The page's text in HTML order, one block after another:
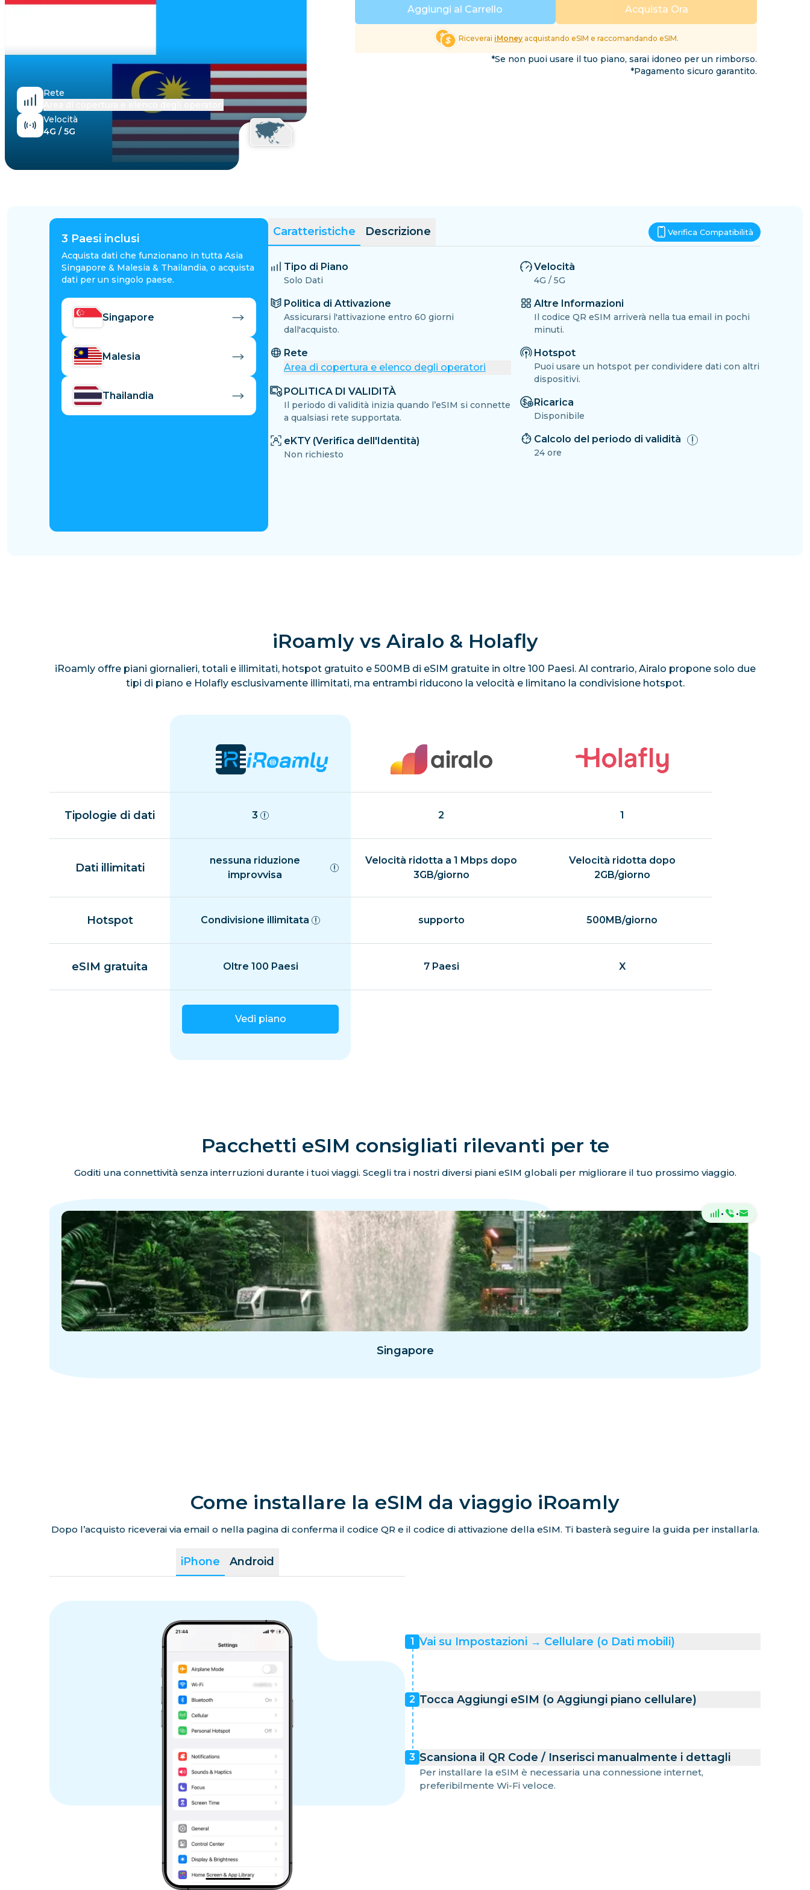
Esplora tutte le Destinazioni
Rete
Velocità
4G / 5G
Aggiungi al Carrello Acquista Ora
Riceverai iMoney acquistando eSIM e raccomandando eSIM.
*Se non puoi usare il tuo piano, sarai idoneo per un rimborso.
*Pagamento sicuro garantito.
3 Paesi inclusi
Acquista dati che funzionano in tutta Asia
Singapore & Malesia & Thailandia, o acquista
dati per un singolo paese.
Singapore
Malesia
Thailandia
Caratteristiche Descrizione Verifica Compatibilità
Tipo di Piano
Solo Dati
Politica di Attivazione
Assicurarsi l'attivazione entro 60 giorni
dall'acquisto.
Rete
Area di copertura e elenco degli operatori
POLITICA DI VALIDITÀ
Il periodo di validità inizia quando l’eSIM si connette
a qualsiasi rete supportata.
eKTY (Verifica dell'Identità)
Non richiesto
Velocità
4G / 5G
Altre Informazioni
Il codice QR eSIM arriverà nella tua email in pochi
minuti.
Hotspot
Puoi usare un hotspot per condividere dati con altri
dispositivi.
Ricarica
Disponibile
Calcolo del periodo di validità
24 ore
iRoamly vs Airalo & Holafly
iRoamly offre piani giornalieri, totali e illimitati, hotspot gratuito e 500MB di eSIM gratuite in oltre 100 Paesi. Al contrario, Airalo propone solo due
tipi di piano e Holafly esclusivamente illimitati, ma entrambi riducono la velocità e limitano la condivisione hotspot.
Tipologie di dati 3 2 1
Dati illimitati
nessuna riduzione
improvvisa
Velocità ridotta a 1 Mbps dopo
3GB/giorno
Velocità ridotta dopo
2GB/giorno
Hotspot Condivisione illimitata supporto 500MB/giorno
eSIM gratuita Oltre 100 Paesi 7 Paesi X
Vedi piano
Pacchetti eSIM consigliati rilevanti per te
Goditi una connettività senza interruzioni durante i tuoi viaggi. Scegli tra i nostri diversi piani eSIM globali per migliorare il tuo prossimo viaggio.
· ·
Singapore
Come installare la eSIM da viaggio iRoamly
Dopo l’acquisto riceverai via email o nella pagina di conferma il codice QR e il codice di attivazione della eSIM. Ti basterà seguire la guida per installarla.
iPhone Android
1 Vai su Impostazioni → Cellulare (o Dati mobili)
2 Tocca Aggiungi eSIM (o Aggiungi piano cellulare)
3 Scansiona il QR Code / Inserisci manualmente i dettagli
Per installare la eSIM è necessaria una connessione internet,
preferibilmente Wi-Fi veloce.